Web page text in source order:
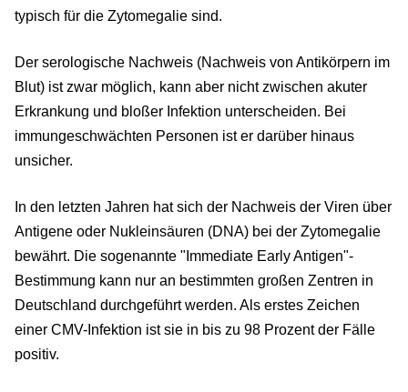
typisch für die Zytomegalie sind.
Der serologische Nachweis (Nachweis von Antikörpern im
Blut) ist zwar möglich, kann aber nicht zwischen akuter
Erkrankung und bloßer Infektion unterscheiden. Bei
immungeschwächten Personen ist er darüber hinaus
unsicher.
In den letzten Jahren hat sich der Nachweis der Viren über
Antigene oder Nukleinsäuren (DNA) bei der Zytomegalie
bewährt. Die sogenannte "Immediate Early Antigen"-
Bestimmung kann nur an bestimmten großen Zentren in
Deutschland durchgeführt werden. Als erstes Zeichen
einer CMV-Infektion ist sie in bis zu 98 Prozent der Fälle
positiv.